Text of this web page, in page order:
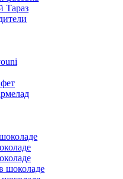
Тараз
шоколаде